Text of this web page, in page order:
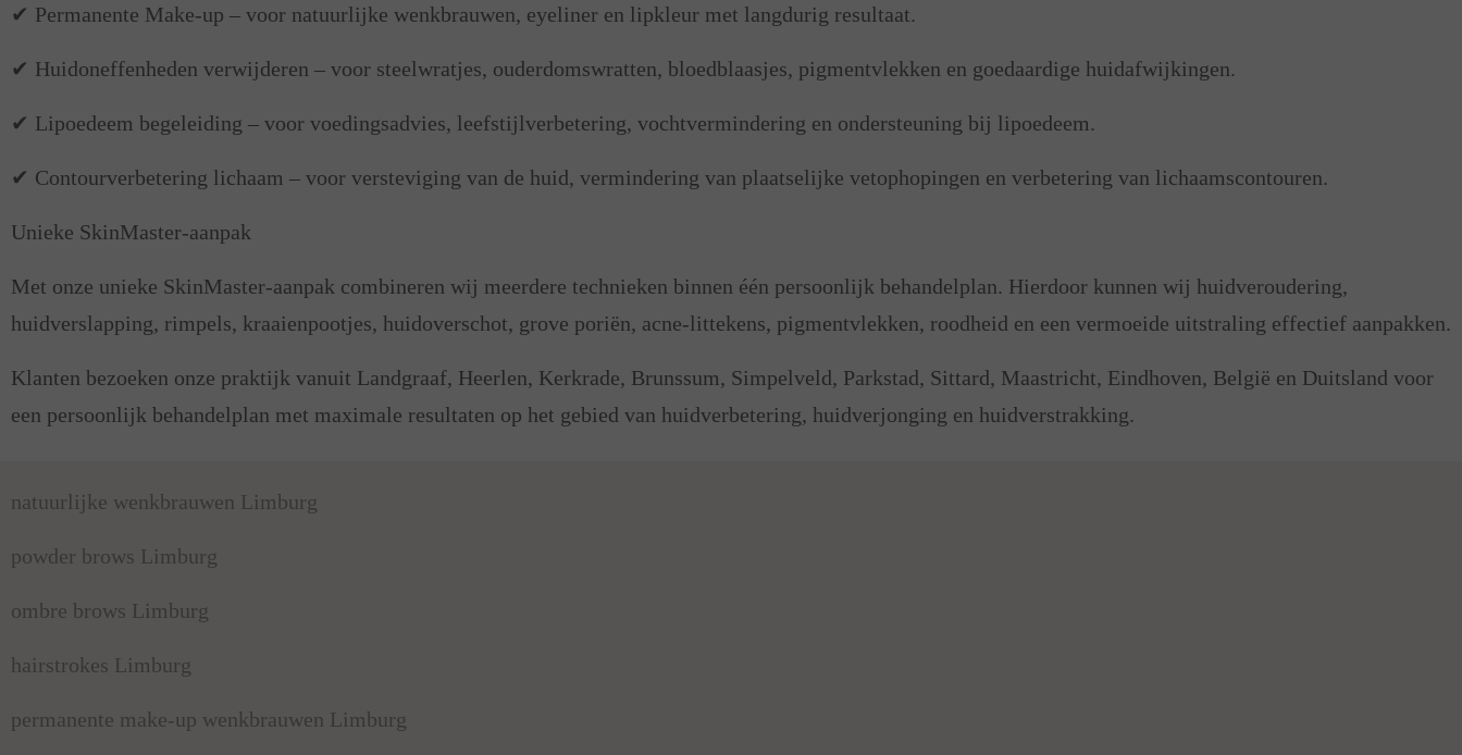
✔ Permanente Make-up – voor natuurlijke wenkbrauwen, eyeliner en lipkleur met langdurig resultaat.
✔ Huidoneffenheden verwijderen – voor steelwratjes, ouderdomswratten, bloedblaasjes, pigmentvlekken en goedaardige huidafwijkingen.
✔ Lipoedeem begeleiding – voor voedingsadvies, leefstijlverbetering, vochtvermindering en ondersteuning bij lipoedeem.
✔ Contourverbetering lichaam – voor versteviging van de huid, vermindering van plaatselijke vetophopingen en verbetering van lichaamscontouren.
Unieke SkinMaster-aanpak
Met onze unieke SkinMaster-aanpak combineren wij meerdere technieken binnen één persoonlijk behandelplan. Hierdoor kunnen wij huidveroudering,
huidverslapping, rimpels, kraaienpootjes, huidoverschot, grove poriën, acne-littekens, pigmentvlekken, roodheid en een vermoeide uitstraling effectief aanpakken.
Klanten bezoeken onze praktijk vanuit Landgraaf, Heerlen, Kerkrade, Brunssum, Simpelveld, Parkstad, Sittard, Maastricht, Eindhoven, België en Duitsland voor
een persoonlijk behandelplan met maximale resultaten op het gebied van huidverbetering, huidverjonging en huidverstrakking.
natuurlijke wenkbrauwen Limburg
powder brows Limburg
ombre brows Limburg
hairstrokes Limburg
permanente make-up wenkbrauwen Limburg